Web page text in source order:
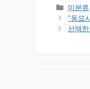
미분류
“동묘
선택